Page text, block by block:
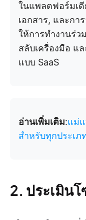
ในแพลตฟอร์มเดี
เอกสาร, และกา
ให้การทำงานร่ว
สลับเครื่องมือ แ
แบบ SaaS
อ่านเพิ่มเติม:แม่
สำหรับทุกประเภ
2. ประเมิน